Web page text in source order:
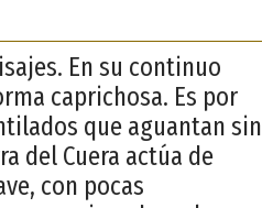
En su continuo
caprichosa. Es por
que aguantan sin
del Cuera actúa de
con pocas